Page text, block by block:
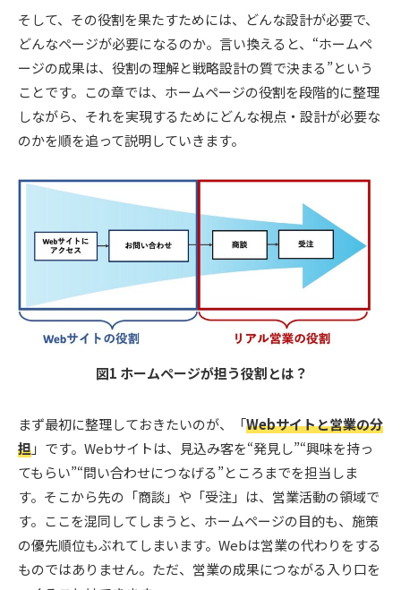
そして、その役割を果たすためには、どんな設計が必要で、
どんなページが必要になるのか。言い換えると、“ホームペ
ージの成果は、役割の理解と戦略設計の質で決まる”という
ことです。この章では、ホームページの役割を段階的に整理
しながら、それを実現するためにどんな視点・設計が必要な
のかを順を追って説明していきます。
図1 ホームページが担う役割とは？
まず最初に整理しておきたいのが、「Webサイトと営業の分
担」です。Webサイトは、見込み客を“発見し”“興味を持っ
てもらい”“問い合わせにつなげる”ところまでを担当しま
す。そこから先の「商談」や「受注」は、営業活動の領域で
す。ここを混同してしまうと、ホームページの目的も、施策
の優先順位もぶれてしまいます。Webは営業の代わりをする
ものではありません。ただ、営業の成果につながる入り口を